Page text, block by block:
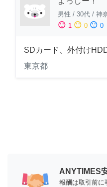
男性 / 30代 / 神
sentiment_satisfied 1 sentiment_neutral 0 sentiment_dissatisfied 0
SDカード、外付け
東京都
ANYTIMES
報酬は取引前に